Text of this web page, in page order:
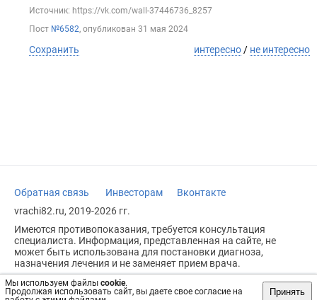
Мы используем файлы cookie.
Продолжая использовать сайт, вы даете свое согласие на
Принять
Источник: https://vk.com/wall-37446736_8257
Пост №6582, опубликован 31 мая 2024
Сохранить интересно / не интересно
Обратная связь Инвесторам
Вконтакте
vrachi82.ru, 2019-2026 гг.
Имеются противопоказания, требуется консультация
специалиста. Информация, представленная на сайте, не
может быть использована для постановки диагноза,
назначения лечения и не заменяет прием врача.
Возрастное ограничение: 18+